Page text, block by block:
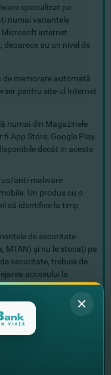
specializat pe
numai variantele
internet
deoarece au un nivel de
memorare automată
pentru site-ul Internet
numai din Magazinele
App Store, Google Play.
decât in aceste
anti-malware
Un produs cu o
să identifice la timp
de securitate
MTAN) şi nu le stocaţi pe
securitate, trebuie de
accesului la
alt gadget !
Fi publice pentru
întrucât acestea pot
datelor transmise !
copiere / accesarea
despre login şi parola,